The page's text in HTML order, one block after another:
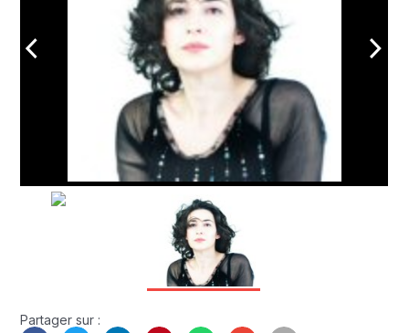
arrow_back_ios arrow_forward_ios
Partager sur :